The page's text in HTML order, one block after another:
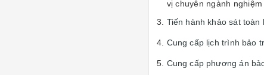
vị chuyên ngành nghiệm
Tiến hành khảo sát
Cung cấp lịch trình bảo
Cung cấp phương án